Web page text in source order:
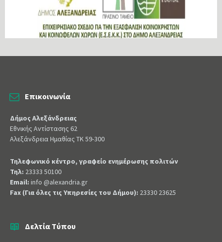
Επικοινωνία
Δήμος Αλεξάνδρειας
Εθνικής Αντίστασης 62
Αλεξάνδρεια Ημαθίας ΤΚ 59-300
Τηλεφωνικό κέντρο, γραφείο ενημέρωσης πολιτών
Τηλ: 23333 50100
Email: info @alexandria.gr
Fax (Για όλες τις Υπηρεσίες του Δήμου): 23330 23625
Δελτία Τύπου